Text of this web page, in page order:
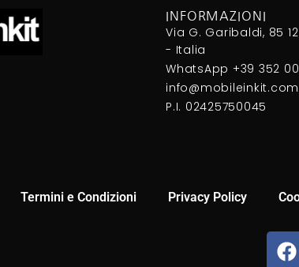
INFORMAZIONI
Via G. Garibaldi, 85
- Italia
WhatsApp +39 352
info@mobileinkit.com
P.I. 02425750045
Termini e Condizioni Privacy Policy